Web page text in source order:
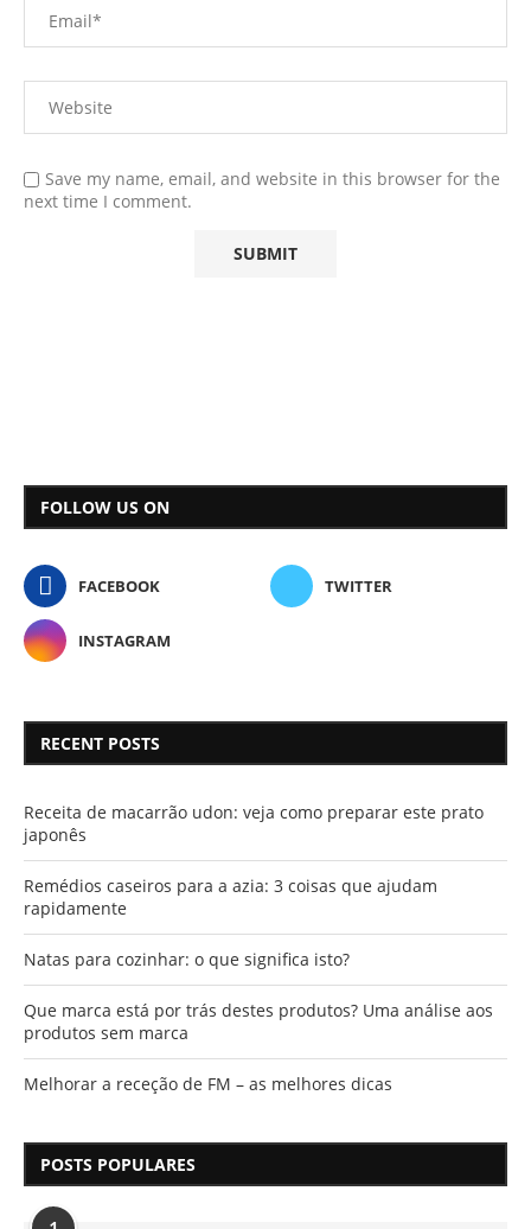
Save my name, email, and website in this browser for the
next time I comment.
FOLLOW US ON
FACEBOOK TWITTER
INSTAGRAM
RECENT POSTS
Receita de macarrão udon: veja como preparar este prato
japonês
Remédios caseiros para a azia: 3 coisas que ajudam
rapidamente
Natas para cozinhar: o que significa isto?
Que marca está por trás destes produtos? Uma análise aos
produtos sem marca
Melhorar a receção de FM – as melhores dicas
POSTS POPULARES